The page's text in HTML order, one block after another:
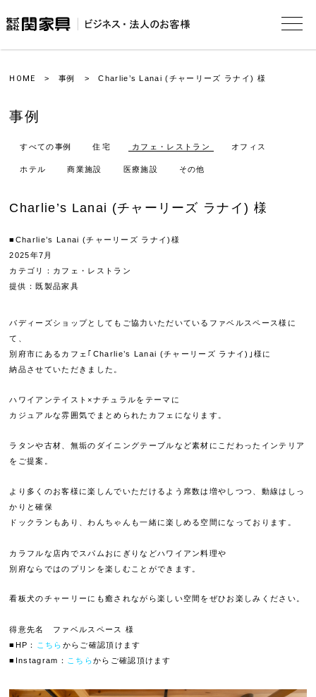
HOME > 事例 > Charlie’s Lanai (チャーリーズ ラナイ) 様
事例
すべての事例 住宅 カフェ・レストラン オフィス
ホテル 商業施設 医療施設 その他
Charlie’s Lanai (チャーリーズ ラナイ) 様
■Charlie’s Lanai (チャーリーズ ラナイ)様
2025年7月
カテゴリ：カフェ・レストラン
提供：既製品家具
バディーズショップとしてもご協力いただいているファベルスペース様に
て、
別府市にあるカフェ｢Charlie’s Lanai (チャーリーズ ラナイ)｣様に
納品させていただきました。
ハワイアンテイスト×ナチュラルをテーマに
カジュアルな雰囲気でまとめられたカフェになります。
ラタンや古材、無垢のダイニングテーブルなど素材にこだわったインテリア
をご提案。
より多くのお客様に楽しんでいただけるよう席数は増やしつつ、動線はしっ
かりと確保
ドックランもあり、わんちゃんも一緒に楽しめる空間になっております。
カラフルな店内でスパムおにぎりなどハワイアン料理や
別府ならではのプリンを楽しむことができます。
看板犬のチャーリーにも癒されながら楽しい空間をぜひお楽しみください。
得意先名 ファベルスペース 様
■HP：
こちら からご確認頂けます
■Instagram：
こちらからご確認頂けます